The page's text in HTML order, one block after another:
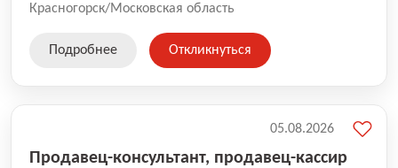
Красногорск/Московская область
Подробнее Откликнуться
Продавец-консультант, продавец-кассир
05.08.2026